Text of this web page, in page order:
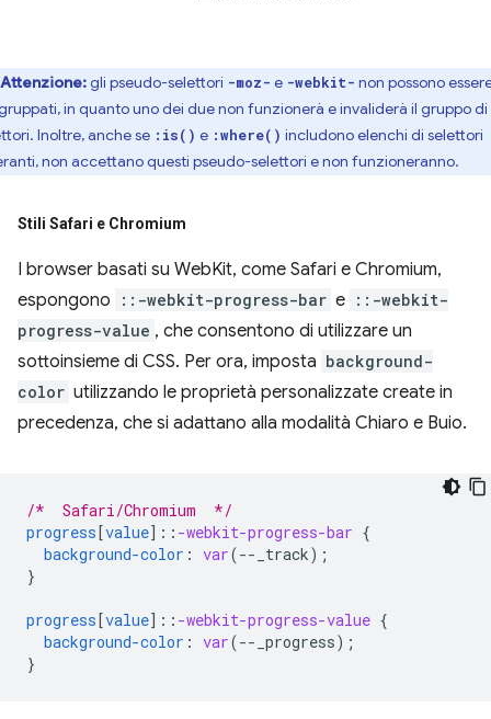
Attenzione:gli pseudo-selettori -moz- e -webkit- non possono
in quanto uno dei due non funzionerà e invaliderà il gruppo di
Inoltre, anche se :is() e :where() includono elenchi di selettori
non accettano questi pseudo-selettori e non funzioneranno.
Stili Safari e Chromium
I browser basati su WebKit, come Safari e Chromium,
espongono
::-webkit-progress-bar e ::-webkit-
progress-value , che consentono di utilizzare un
sottoinsieme di CSS. Per ora, imposta background-
color utilizzando le proprietà personalizzate create in
precedenza, che si adattano alla modalità Chiaro e Buio.
/*  Safari/Chromium  */
progress[value] :: -webkit-progress-bar {
background-color : var(-- _track);
}
progress[value] :: -webkit-progress-value {
background-color : var(-- _progress);
}